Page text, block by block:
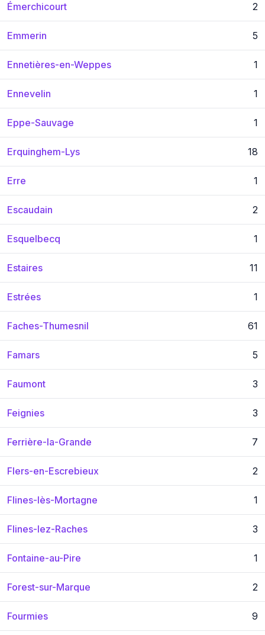
Émerchicourt 2
Emmerin 5
Ennetières-en-Weppes 1
Ennevelin 1
Eppe-Sauvage 1
Erquinghem-Lys 18
Erre 1
Escaudain 2
Esquelbecq 1
Estaires 11
Estrées 1
Faches-Thumesnil 61
Famars 5
Faumont 3
Feignies 3
Ferrière-la-Grande 7
Flers-en-Escrebieux 2
Flines-lès-Mortagne 1
Flines-lez-Raches 3
Fontaine-au-Pire 1
Forest-sur-Marque 2
Fourmies 9